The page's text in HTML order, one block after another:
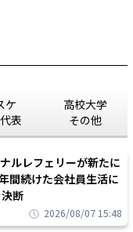
ケ
表
高校大学
その他
ルレフェリーが新たに
間続けた会社員生活に
断
2026/08/07 15:48